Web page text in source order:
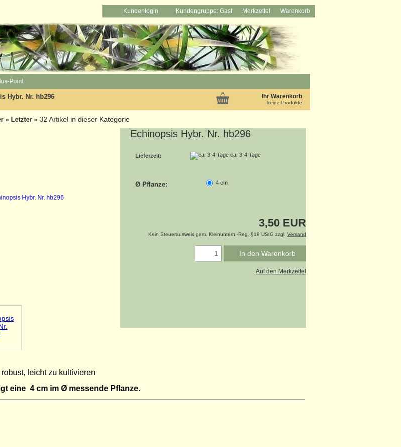
Kundenlogin Kundengruppe: Gast Merkzettel Warenkorb
Point
Hybr. Nr. hb296 Ihr Warenkorb
keine Produkte
» Letzter » 32 Artikel in dieser Kategorie
Echinopsis Hybr. Nr. hb296
Lieferzeit: ca. 3-4 Tage
Ø Pflanze: 4 cm
3,50 EUR
Kein Steuerausweis gem. Kleinuntern.-Reg. §19 UStG zzgl. Versand
In den Warenkorb
Auf den Merkzettel
leicht zu kultivieren
eine 4 cm im Ø messende Pflanze.